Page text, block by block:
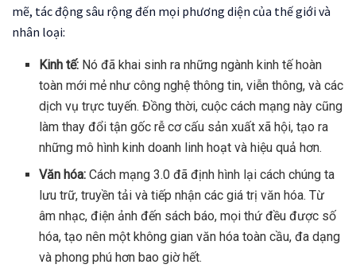
mẽ, tác động sâu rộng đến mọi phương diện của thế giới và
nhân loại:
Kinh tế: Nó đã khai sinh ra những ngành kinh tế hoàn
toàn mới mẻ như công nghệ thông tin, viễn thông, và các
dịch vụ trực tuyến. Đồng thời, cuộc cách mạng này cũng
làm thay đổi tận gốc rễ cơ cấu sản xuất xã hội, tạo ra
những mô hình kinh doanh linh hoạt và hiệu quả hơn.
Văn hóa: Cách mạng 3.0 đã định hình lại cách chúng ta
lưu trữ, truyền tải và tiếp nhận các giá trị văn hóa. Từ
âm nhạc, điện ảnh đến sách báo, mọi thứ đều được số
hóa, tạo nên một không gian văn hóa toàn cầu, đa dạng
và phong phú hơn bao giờ hết.